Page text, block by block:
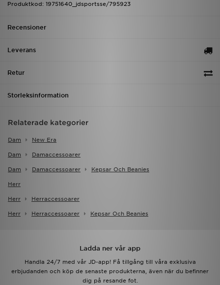
Produktkod: 19751640_jdsportsse/795923
Recensioner
Leverans
Retur
Storleksinformation
Relaterade kategorier
Dam New Era
Dam Damaccessoarer
Dam Damaccessoarer Kepsar Och Beanies
Herr
Herr Herraccessoarer
Herr Herraccessoarer Kepsar Och Beanies
Ladda ner vår app
Handla 24/7 med vår JD-app! Få tillgång till våra exklusiva
erbjudanden och köp de senaste produkterna, även när du befinner
dig på resande fot.